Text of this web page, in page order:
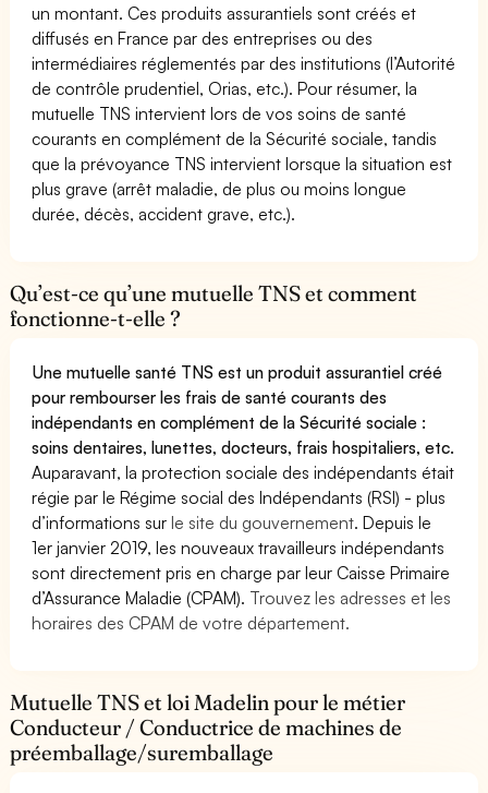
un montant. Ces produits assurantiels sont créés et
diffusés en France par des entreprises ou des
intermédiaires réglementés par des institutions (l’Autorité
de contrôle prudentiel, Orias, etc.). Pour résumer, la
mutuelle TNS intervient lors de vos soins de santé
courants en complément de la Sécurité sociale, tandis
que la prévoyance TNS intervient lorsque la situation est
plus grave (arrêt maladie, de plus ou moins longue
durée, décès, accident grave, etc.).
Qu’est-ce qu’une mutuelle TNS et comment
fonctionne-t-elle ?
Une mutuelle santé TNS est un produit assurantiel créé
pour rembourser les frais de santé courants des
indépendants en complément de la Sécurité sociale :
soins dentaires, lunettes, docteurs, frais hospitaliers, etc.
Auparavant, la protection sociale des indépendants était
régie par le Régime social des Indépendants (RSI) - plus
d’informations surle site du gouvernement. Depuis le
1er janvier 2019, les nouveaux travailleurs indépendants
sont directement pris en charge par leur Caisse Primaire
d’Assurance Maladie (CPAM). Trouvez les adresses et les
horaires des CPAM de votre département.
Mutuelle TNS et loi Madelin pour le métier
Conducteur / Conductrice de machines de
préemballage/suremballage